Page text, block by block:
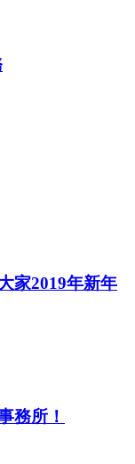
家2019年新年
務所！